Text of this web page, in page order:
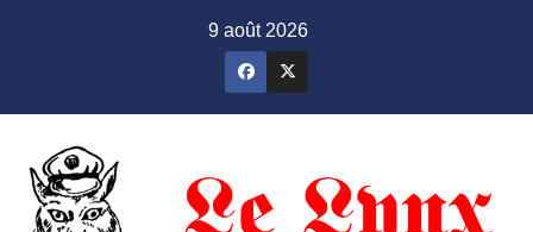
9 août 2026